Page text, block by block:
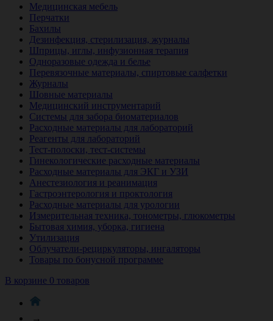
Медицинская мебель
Перчатки
Бахилы
Дезинфекция, стерилизация, журналы
Шприцы, иглы, инфузионная терапия
Одноразовые одежда и белье
Перевязочные материалы, спиртовые салфетки
Журналы
Шовные материалы
Медицинский инструментарий
Системы для забора биоматериалов
Расходные материалы для лабораторий
Реагенты для лабораторий
Тест-полоски, тест-системы
Гинекологические расходные материалы
Расходные материалы для ЭКГ и УЗИ
Анестезиология и реанимация
Гастроэнтерология и проктология
Расходные материалы для урологии
Измерительная техника, тонометры, глюкометры
Бытовая химия, уборка, гигиена
Утилизация
Облучатели-рециркуляторы, ингаляторы
Товары по бонусной программе
В корзине 0 товаров
→